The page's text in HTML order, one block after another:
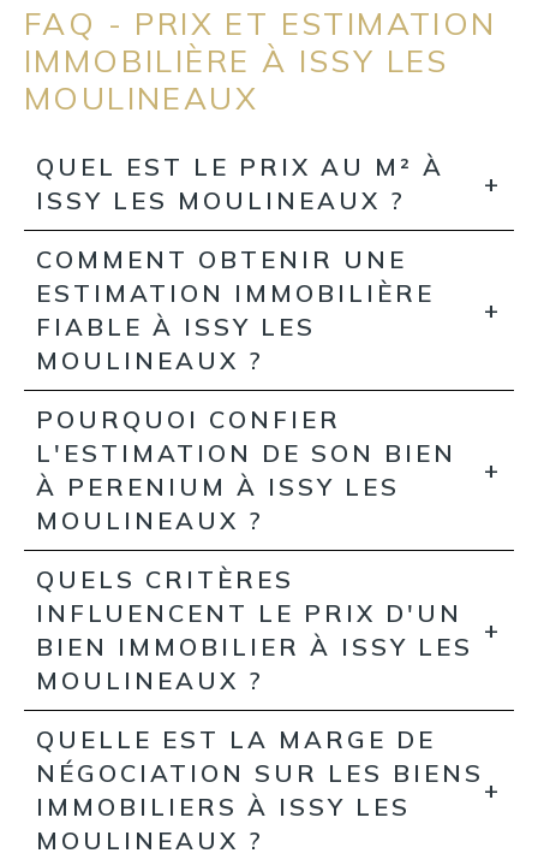
FAQ - PRIX ET ESTIMATION
IMMOBILIÈRE À ISSY LES
MOULINEAUX
QUEL EST LE PRIX AU M² À
ISSY LES MOULINEAUX ?
COMMENT OBTENIR UNE
ESTIMATION IMMOBILIÈRE
FIABLE À ISSY LES
MOULINEAUX ?
POURQUOI CONFIER
L'ESTIMATION DE SON BIEN
À PERENIUM À ISSY LES
MOULINEAUX ?
QUELS CRITÈRES
INFLUENCENT LE PRIX D'UN
BIEN IMMOBILIER À ISSY LES
MOULINEAUX ?
QUELLE EST LA MARGE DE
NÉGOCIATION SUR LES BIENS
IMMOBILIERS À ISSY LES
MOULINEAUX ?